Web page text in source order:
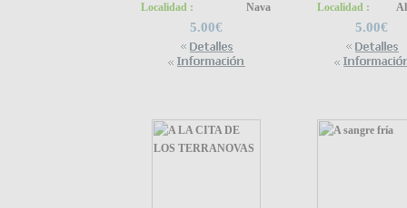
Localidad :
Nava
5.00€
Localidad :
5.00€